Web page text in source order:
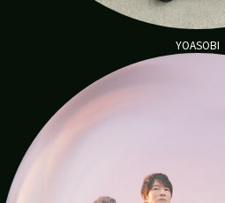
YOASOBI
OnceTwice
ishipapa